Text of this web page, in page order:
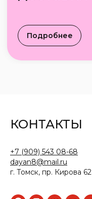
КОНТАКТЫ
+7 (909) 543 08-68
dayan8@mail.ru
г. Томск, пр. Кирова 62